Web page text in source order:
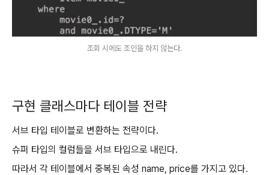
조회 시에도 조인을 하지 않는다.
구현 클래스마다 테이블 전략
서브 타입 테이블로 변환하는 전략이다.
슈퍼 타입의 컬럼들을 서브 타입으로 내린다.
따라서 각 테이블에서 중복된 속성 name, price를 가지고 있다.